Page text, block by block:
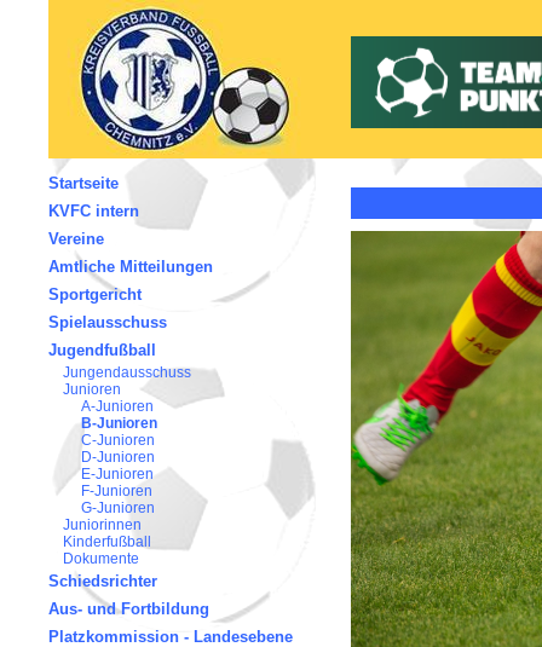
Startseite
KVFC intern
Vereine
Amtliche Mitteilungen
Sportgericht
Spielausschuss
Jugendfußball
Jungendausschuss
Junioren
A-Junioren
B-Junioren
C-Junioren
D-Junioren
E-Junioren
F-Junioren
G-Junioren
Juniorinnen
Kinderfußball
Dokumente
Schiedsrichter
Aus- und Fortbildung
Platzkommission - Landesebene